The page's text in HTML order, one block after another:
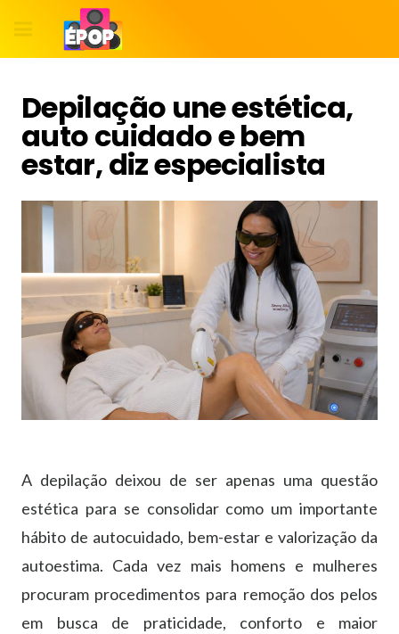
Depilação une estética,
auto cuidado e bem
estar, diz especialista
A depilação deixou de ser apenas uma questão
estética para se consolidar como um importante
hábito de autocuidado, bem-estar e valorização da
autoestima. Cada vez mais homens e mulheres
procuram procedimentos para remoção dos pelos
em busca de praticidade, conforto e maior